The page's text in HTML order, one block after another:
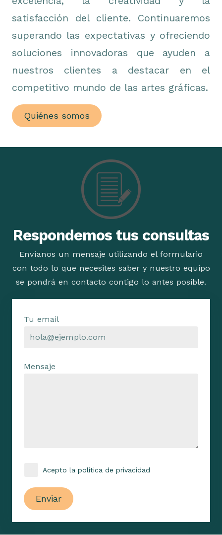
satisfacción del cliente. Continuaremos
superando las expectativas y ofreciendo
soluciones innovadoras que ayuden a
nuestros clientes a destacar en el
competitivo mundo de las artes gráficas.
Quiénes somos
Respondemos tus consultas
Envíanos un mensaje utilizando el formulario
con todo lo que necesites saber y nuestro equipo
se pondrá en contacto contigo lo antes posible.
Tu email
Mensaje
Acepto la política de privacidad
Enviar